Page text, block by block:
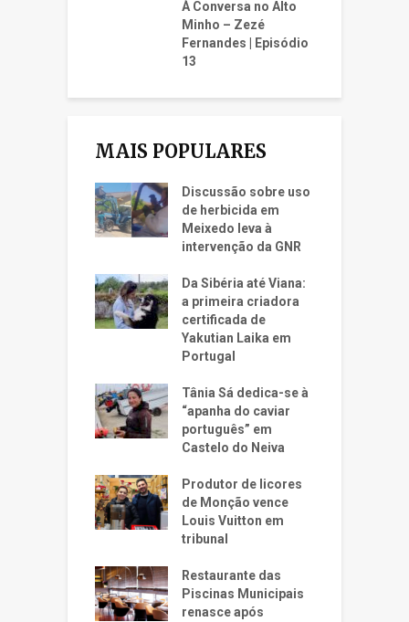
À Conversa no Alto
Minho – Zezé
Fernandes | Episódio
13
MAIS POPULARES
Discussão sobre uso
de herbicida em
Meixedo leva à
intervenção da GNR
Da Sibéria até Viana:
a primeira criadora
certificada de
Yakutian Laika em
Portugal
Tânia Sá dedica-se à
“apanha do caviar
português” em
Castelo do Neiva
Produtor de licores
de Monção vence
Louis Vuitton em
tribunal
Restaurante das
Piscinas Municipais
renasce após